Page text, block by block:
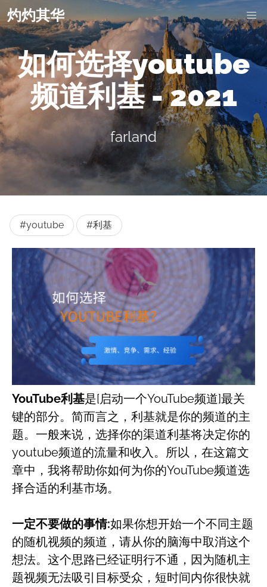
灼灼其华
如何选择youtube
频道利基 - 2021
farland
#youtube #利基
YouTube利基是[启动一个YouTube频道]最关
键的部分。简而言之，利基就是你的频道的主
题。一般来说，选择你的渠道利基将决定你的
youtube频道的流量和收入。所以，在这篇文
章中，我将帮助你如何为你的YouTube频道选
择合适的利基市场。
一定不要做的事情:如果你想开始一个不同主题
的随机视频的频道，请从你的脑海中取消这个
想法。这个思路已经证明行不通，因为随机主
题视频无法吸引目标受众，短时间内你很快就